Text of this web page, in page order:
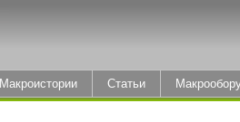
Макроистории Статьи